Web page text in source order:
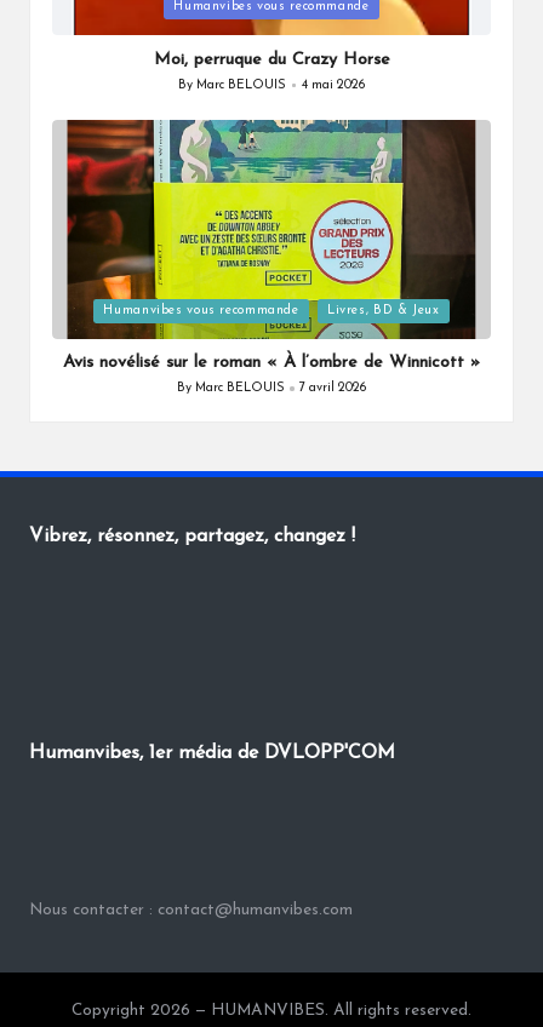
in
Humanvibes vous recommande
Moi, perruque du Crazy Horse
Posted
By Marc BELOUIS 4 mai 2026
Posted
in
Humanvibes vous recommande Livres, BD & Jeux
Avis novélisé sur le roman « À l’ombre de Winnicott »
Posted
By Marc BELOUIS 7 avril 2026
Vibrez, résonnez, partagez, changez !
Humanvibes, 1er média de DVLOPP'COM
Nous contacter : contact@humanvibes.com
Copyright 2026 — HUMANVIBES. All rights reserved.